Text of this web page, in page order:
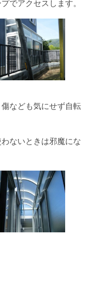
でアクセスします。
なども気にせず自転
ないときは邪魔にな